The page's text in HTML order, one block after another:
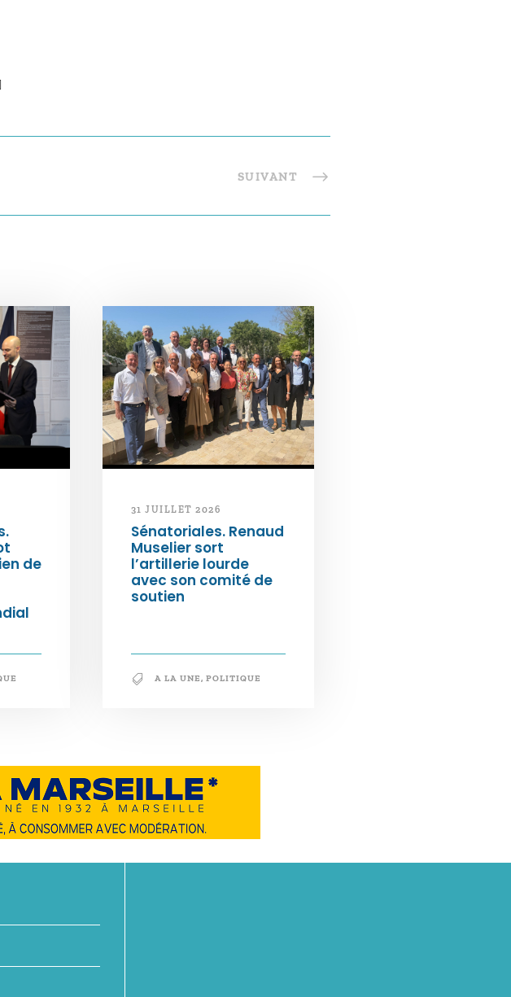
SUIVANT
de
31 JUILLET 2026
Sénatoriales. Renaud
Muselier sort
l’artillerie lourde
avec son comité de
soutien
A LA UNE, POLITIQUE